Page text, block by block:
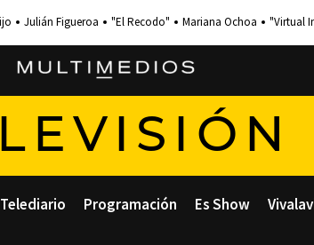
Julián Figueroa "El Recodo" Mariana Ochoa "Virtual
Telediario Programación Es Show